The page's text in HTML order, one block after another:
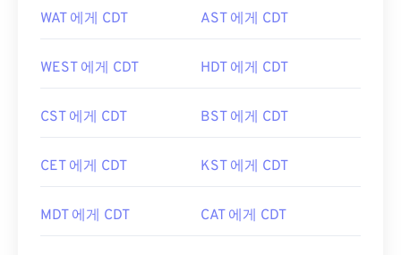
WAT 에게 CDT AST 에게 CDT
WEST 에게 CDT HDT 에게 CDT
CST 에게 CDT BST 에게 CDT
CET 에게 CDT KST 에게 CDT
MDT 에게 CDT CAT 에게 CDT